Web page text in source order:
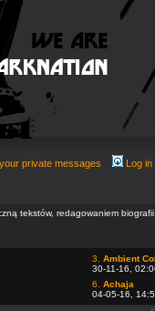
private messages
Log in
tekstów, redagowaniem
3. Ambient
30-11-16,
6. Achaja
04-05-16,